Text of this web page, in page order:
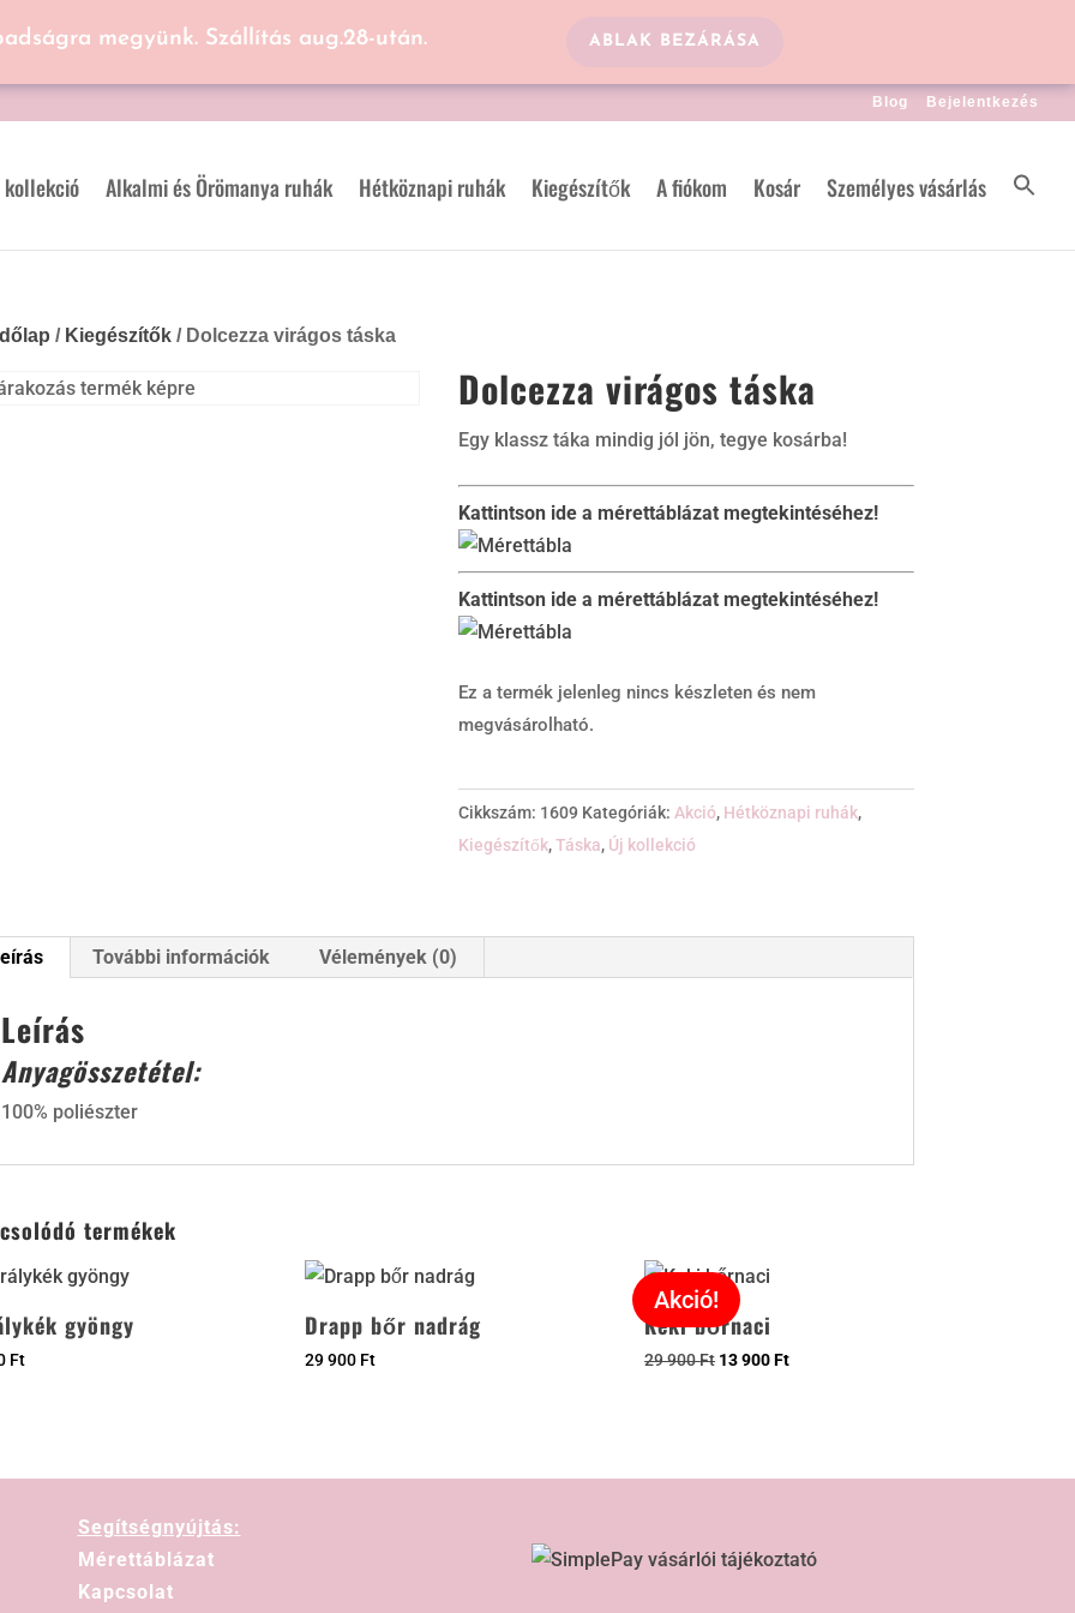
Blog Bejelentkezés
Alkalmi és Örömanya ruhák Hétköznapi ruhák Kiegészítők A fiókom Kosár Személyes vásárlás
/ Kiegészítők/ Dolcezza virágos táska
Dolcezza virágos táska
Egy klassz táka mindig jól jön, tegye kosárba!
Kattintson ide a mérettáblázat megtekintéséhez!
Kattintson ide a mérettáblázat megtekintéséhez!
Ez a termék jelenleg nincs készleten és nem
megvásárolható.
Cikkszám: 1609 Kategóriák: Akció, Hétköznapi ruhák,
Kiegészítők,Táska, Új kollekció
További információk Vélemények (0)
Leírás
Anyagösszetétel:
100% poliészter
termékek
gyöngy
Ft
Drapp bőr nadrág
29 900 Ft
Akció!
Keki bőrnaci
29 900Ft 13 900Ft
Segítségnyújtás:
Mérettáblázat
Kapcsolat
megyünk. Szállítás aug.28-után. ABLAK BEZÁRÁSA